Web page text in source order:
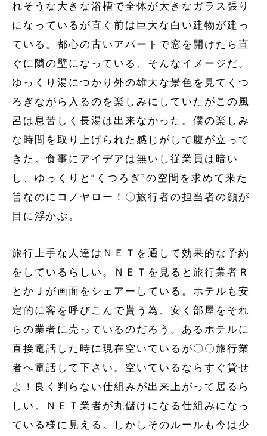
れそうな大きな浴槽で全体が大きなガラス張り
になっているが直ぐ前は巨大な白い建物が建っ
ている。都心の古いアパートで窓を開けたら直
ぐに隣の壁になっている、そんなイメージだ。
ゆっくり湯につかり外の雄大な景色を見てくつ
ろぎながら入るのを楽しみにしていたがこの風
呂は息苦しく長湯は出来なかった。僕の楽しみ
な時間を取り上げられた感じがして腹が立って
きた。食事にアイデアは無いし従業員は暗い
し、ゆっくりと“くつろぎ”の空間を求めて来た
筈なのにコノヤロー！〇旅行者の担当者の顔が
目に浮かぶ。
旅行上手な人達はＮＥＴを通して効果的な予約
をしているらしい。ＮＥＴを見ると旅行業者Ｒ
とかＪが画面をシェアーしている。ホテルも安
定的に客を呼びこんで貰う為、安く部屋をそれ
らの業者に売っているのだろう。あるホテルに
直接電話した時に現在空いているが〇〇旅行業
者へ電話して下さい。空いているならすぐ貸せ
よ！良く判らない仕組みが出来上がって居るら
しい。ＮＥＴ業者が丸儲けになる仕組みになっ
ている様に見える。しかしそのルールも今は少